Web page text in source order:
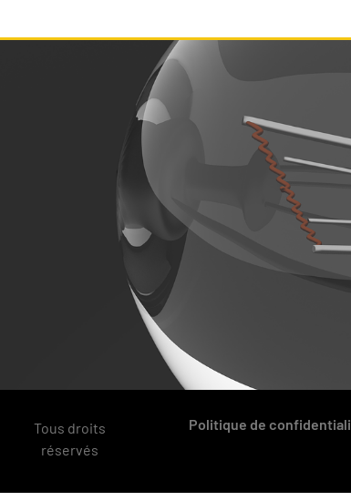
Tous droits
réservés
Politique de